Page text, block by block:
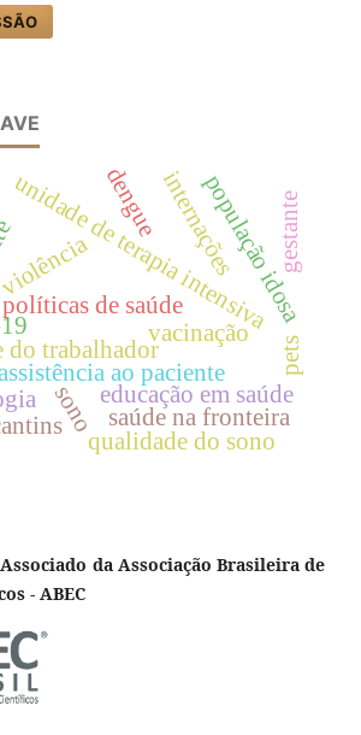
ao paciente
unidade de terapia intensiva
políticas de saúde
vacinação
população idosa
do trabalhador
sono educação em saúde
saúde na fronteira
dengueinternações
qualidade do sono
pets
gestante
da Associação Brasileira de
- ABEC